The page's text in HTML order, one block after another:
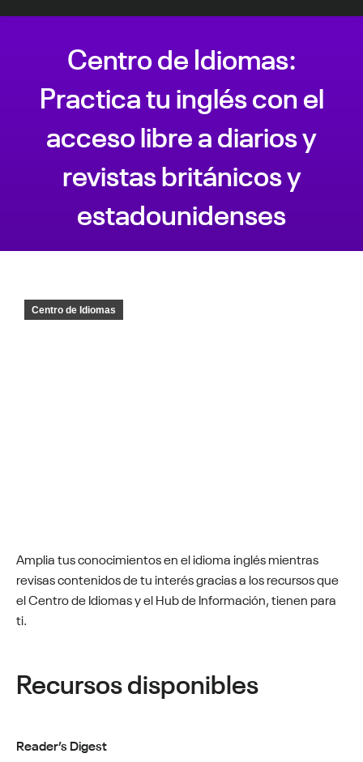
Centro de Idiomas:
Practica tu inglés con el
acceso libre a diarios y
revistas británicos y
estadounidenses
Centro de Idiomas
Amplia tus conocimientos en el idioma inglés mientras
revisas contenidos de tu interés gracias a los recursos que
el Centro de Idiomas y el Hub de Información, tienen para
ti.
Recursos disponibles
Reader’s Digest